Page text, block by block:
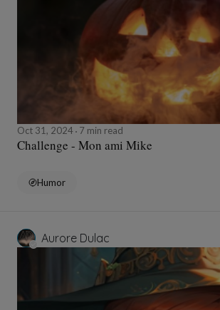
Oct 31, 2024 7 min read
Challenge - Mon ami Mike
Humor
Aurore Dulac